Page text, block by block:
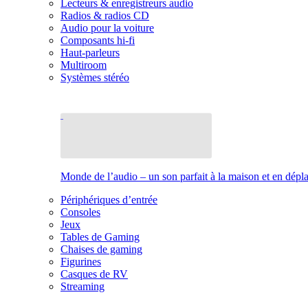
Lecteurs & enregistreurs audio
Radios & radios CD
Audio pour la voiture
Composants hi-fi
Haut-parleurs
Multiroom
Systèmes stéréo
Monde de l’audio – un son parfait à la maison et en
Périphériques d’entrée
Consoles
Jeux
Tables de Gaming
Chaises de gaming
Figurines
Casques de RV
Streaming